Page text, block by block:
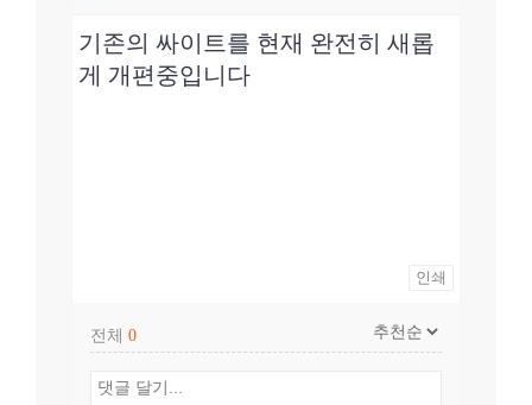
기존의 싸이트를 현재 완전히 새롭
게 개편중입니다
인쇄
전체 0